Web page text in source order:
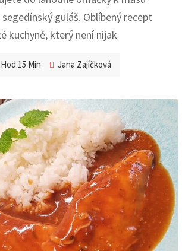
guláš. Oblíbený recept
kuchyně, který není nijak
15 Min Jana Zajíčková